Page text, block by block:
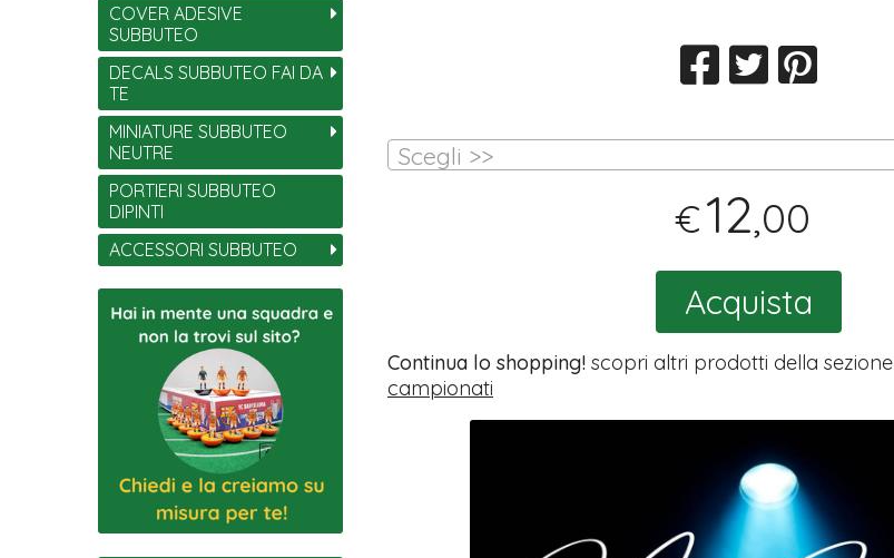
Scegli >>
€12,00
Acquista
Continua lo shopping!scopri altri prodotti della sezione
campionati
COVER ADESIVE
SUBBUTEO
DECALS SUBBUTEO FAI DA
TE
MINIATURE SUBBUTEO
NEUTRE
PORTIERI SUBBUTEO
DIPINTI
ACCESSORI SUBBUTEO